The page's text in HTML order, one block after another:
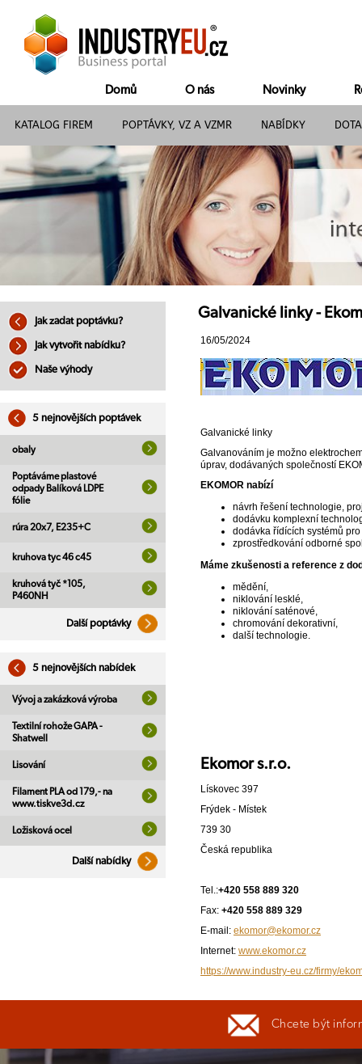
Domů O nás Novinky
KATALOG FIREM POPTÁVKY, VZ A VZMR NABÍDKY
Jak zadat poptávku?
Jak vytvořit nabídku?
Naše výhody
5 nejnovějších poptávek
obaly
Poptáváme plastové
odpady Balíková LDPE
fólie
rúra 20x7, E235+C
kruhova tyc 46 c45
kruhová tyč *105,
P460NH
Další poptávky
5 nejnovějších nabídek
Vývoj a zakázková výroba
Textilní rohože GAPA -
Shatwell
Lisování
Filament PLA od 179,- na
www.tiskve3d.cz
Ložisková ocel
Další nabídky
Galvanické linky -
16/05/2024
Galvanické linky
Galvanováním je možno
úprav, dodávaných společností
EKOMOR nabízí
návrh řešení technologie,
dodávku komplexní
dodávka řídících systémů
zprostředkování odborné
Máme zkušenosti a reference z
mědění,
niklování lesklé,
niklování saténové,
chromování dekorativní,
další technologie.
Ekomor s.r.o.
Lískovec 397
Frýdek - Místek
739 30
Česká republika
Tel.:+420 558 889 320
Fax: +420 558 889 329
E-mail: ekomor@ekomor.cz
Internet: www.ekomor.cz
https://www.industry-eu.cz/firmy/
Chcete být